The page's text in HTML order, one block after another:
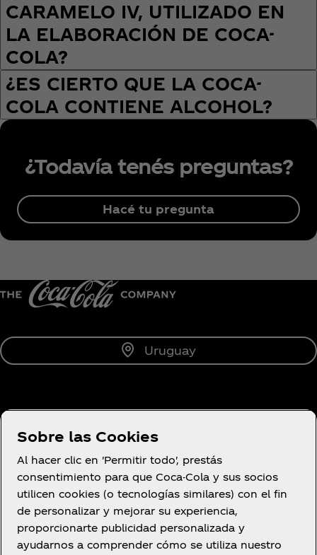
CARAMELO IV, UTILIZADO EN
LA ELABORACIÓN DE COCA-
COLA?
¿ES CIERTO QUE LA COCA-
COLA CONTIENE ALCOHOL?
¿Todavía tenés preguntas?
Hacé tu pregunta
Uruguay
Sobre Nosotros
¿Necesitas ayuda?
Sobre las Cookies
Al hacer clic en 'Permitir todo', prestás
consentimiento para que Coca-Cola y sus socios
utilicen cookies (o tecnologías similares) con el fin
de personalizar y mejorar su experiencia,
proporcionarte publicidad personalizada y
ayudarnos a comprender cómo se utiliza nuestro